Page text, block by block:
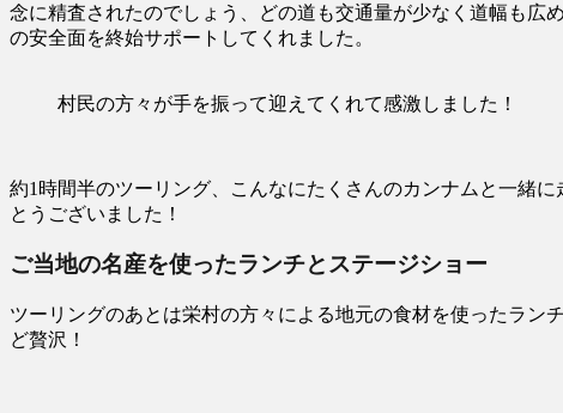
念に精査されたのでしょう、どの道も交通量が少なく道幅も広
の安全面を終始サポートしてくれました。
村民の方々が手を振って迎えてくれて感激しました！
約1時間半のツーリング、こんなにたくさんのカンナムと一緒
とうございました！
ご当地の名産を使ったランチとステージショー
ツーリングのあとは栄村の方々による地元の食材を使ったラン
ど贅沢！